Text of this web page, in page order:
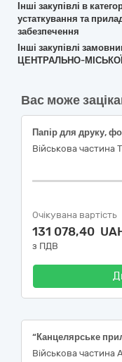
Інші закупівлі в
устаткування та
забезпечення
Інші закупівлі
ЦЕНТРАЛЬНО-
Вас може
Папір для друку,
Військова частина
Очікувана вартість
131 078,40
з ПДВ
“Канцелярське
Військова частина